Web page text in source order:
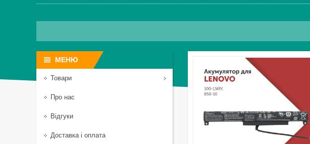
Товари
Про нас
Відгуки
Доставка і оплата